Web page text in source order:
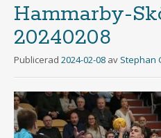
Hammarby-
20240208
Publicerad 2024-02-08 av Stephan